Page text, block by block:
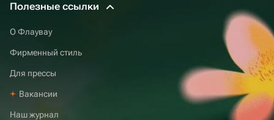
Полезные ссылки
О Флаувау
Фирменный стиль
Для прессы
Вакансии
Наш журнал